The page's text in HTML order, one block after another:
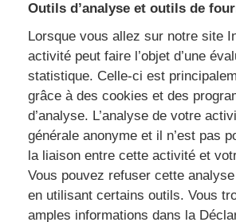
Outils d’analyse et outils de
Lorsque vous allez sur notre site
activité peut faire l’objet d’une
statistique. Celle-ci est
grâce à des cookies et des
d’analyse. L’analyse de votre
générale anonyme et il n’est pas
la liaison entre cette activité et
Vous pouvez refuser cette analyse
en utilisant certains outils. Vous
amples informations dans la